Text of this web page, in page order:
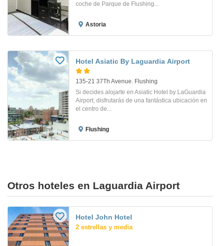
coche de Parque de Flushing...
Astoria
Hotel Asiatic By Laguardia Airport
135-21 37Th Avenue. Flushing
Si decides alojarte en Asiatic Hotel by LaGuardia
Airport, disfrutarás de una fantástica ubicación en
el centro de...
Flushing
Otros hoteles en Laguardia Airport
Hotel John Hotel
2 estrellas y media